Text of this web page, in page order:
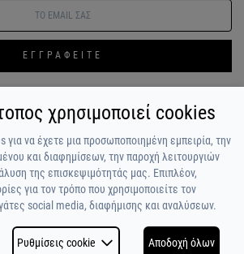
ΕΓΓΡΑΦΕΙΤΕ
ΑΓΑΠΗΜΕΝΑ ΕΠΙΚΟΙΝΩΝΙΑ
/ ΑΠΟΣΤΟΛΗ
ΠΟΛΙΤΙΚΗ ΑΠΟΡΡΗΤΟΥ
Η ΟΜΑΔΑ
ΣΧΟΛΙΑ
ΠΕΛΑΤΩΝ
χρησιμοποιεί cookies
για να έχετε μια προσωποποιημένη εμπειρία, την
και διαφημίσεων, την παροχή λειτουργιών
της επισκεψιμότητάς μας. Επιπλέον,
για τον τρόπο που χρησιμοποιείτε τον
social media, διαφήμισης και αναλύσεων.
Ρυθμίσεις cookie Αποδοχή όλων